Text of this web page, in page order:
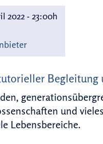
2022 - 23:00h
Begleitung
und
Lebensbereiche.